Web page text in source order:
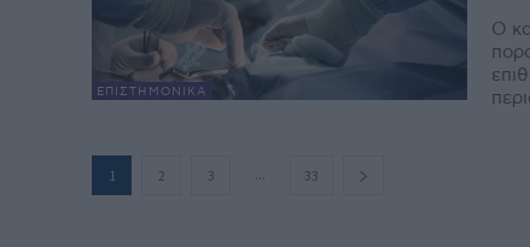
EΠΙΣΤΗΜΟΝΙΚΆ
Ο
1 2 3 ... 33